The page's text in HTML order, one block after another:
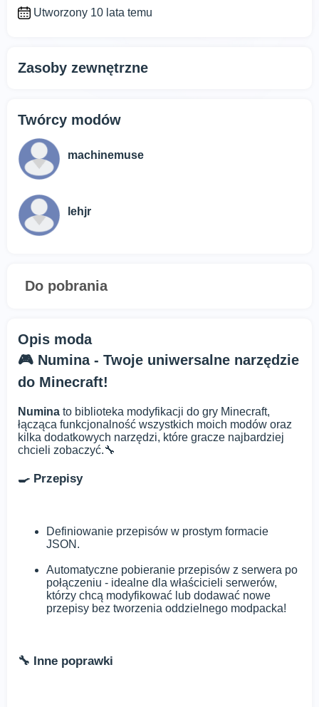
Utworzony 10 lata temu
Zasoby zewnętrzne
Twórcy modów
machinemuse
lehjr
Do pobrania
Opis moda
🎮 Numina - Twoje uniwersalne narzędzie
do Minecraft!
Numina to biblioteka modyfikacji do gry Minecraft,
łącząca funkcjonalność wszystkich moich modów oraz
kilka dodatkowych narzędzi, które gracze najbardziej
chcieli zobaczyć.🔧
🍳 Przepisy
Definiowanie przepisów w prostym formacie
JSON.
Automatyczne pobieranie przepisów z serwera po
połączeniu - idealne dla właścicieli serwerów,
którzy chcą modyfikować lub dodawać nowe
przepisy bez tworzenia oddzielnego modpacka!
🔧 Inne poprawki